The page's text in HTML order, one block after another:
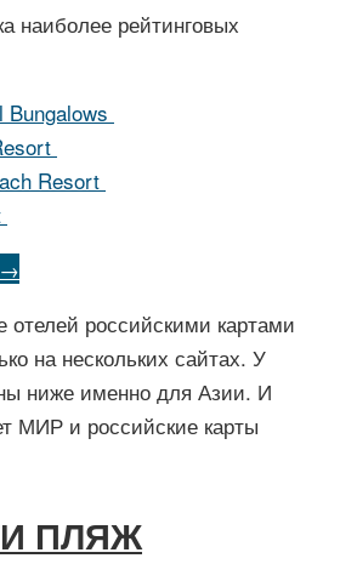
наиболее рейтинговых
Bungalows
Resort
→
отелей российскими картами
на нескольких сайтах. У
ниже именно для Азии. И
МИР и российские карты
ПЛЯЖ